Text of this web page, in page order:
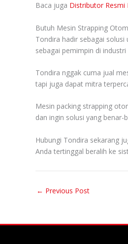
Baca juga Distributor Resmi
Butuh Mesin Strapping
Tondira hadir sebagai
sebagai pemimpin di
Tondira nggak cuma jual
tapi juga dapat mitra
Mesin packing strapping
dan ingin solusi yang
Hubungi Tondira sekarang
Anda tertinggal beralih ke
← Previous Post